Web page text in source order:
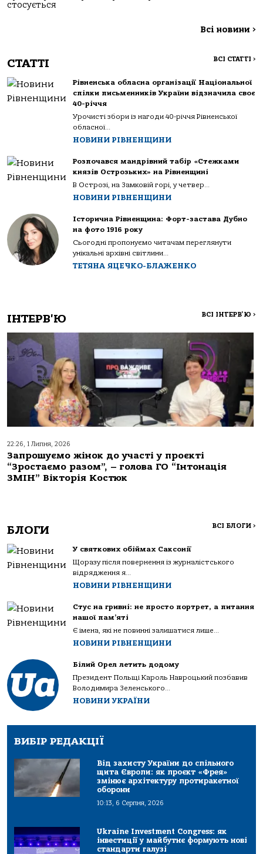
стосується
Всі новини >
СТАТТІ ВСІ СТАТТІ >
Рівненська обласна організації Національної
спілки письменників України відзначила своє
40-річчя
Урочисті збори із нагоди 40-річчя Рівненської
обласної...
НОВИНИ РІВНЕНЩИНИ
Розпочався мандрівний табір «Стежками
князів Острозьких» на Рівненщині
В Острозі, на Замковій горі, у четвер...
НОВИНИ РІВНЕНЩИНИ
Історична Рівненщина: Форт-застава Дубно
на фото 1916 року
Сьогодні пропонуємо читачам переглянути
унікальні архівні світлини...
ТЕТЯНА ЯЦЕЧКО-БЛАЖЕНКО
ІНТЕРВ'Ю ВСІ ІНТЕРВ'Ю >
22:26, 1 Липня, 2026
Запрошуємо жінок до участі у проєкті
“Зростаємо разом”, – голова ГО “Інтонація
ЗМІН” Вікторія Костюк
БЛОГИ ВСІ БЛОГИ >
У святкових обіймах Саксонії
Щоразу після повернення із журналістського
відрядження я...
НОВИНИ РІВНЕНЩИНИ
Стус на гривні: не просто портрет, а питання
нашої пам’яті
Є імена, які не повинні залишатися лише...
НОВИНИ РІВНЕНЩИНИ
Білий Орел летить додому
Президент Польщі Кароль Навроцький позбавив
Володимира Зеленського...
НОВИНИ УКРАЇНИ
ВИБІР РЕДАКЦІЇ
Від захисту України до спільного
щита Європи: як проєкт «Фрея»
змінює архітектуру протиракетної
оборони
10:13, 6 Серпня, 2026
Ukraine Investment Congress: як
інвестиції у майбутнє формують нові
стандарти галузі